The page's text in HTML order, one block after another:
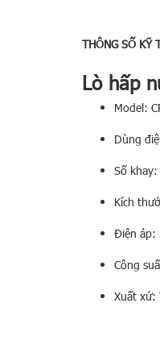
THÔNG SỐ KỸ
Lò hấp
Model:
Dùng
Số
Kích
Điện áp:
Công
Xuất xứ: